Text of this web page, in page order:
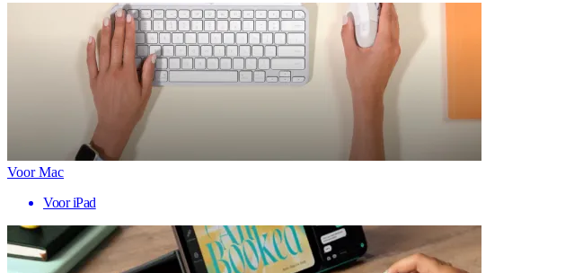
Voor Mac
Voor iPad